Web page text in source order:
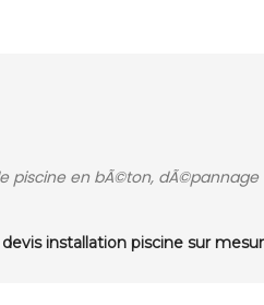
piscine en bÃ©ton, dÃ©pannage
installation piscine sur